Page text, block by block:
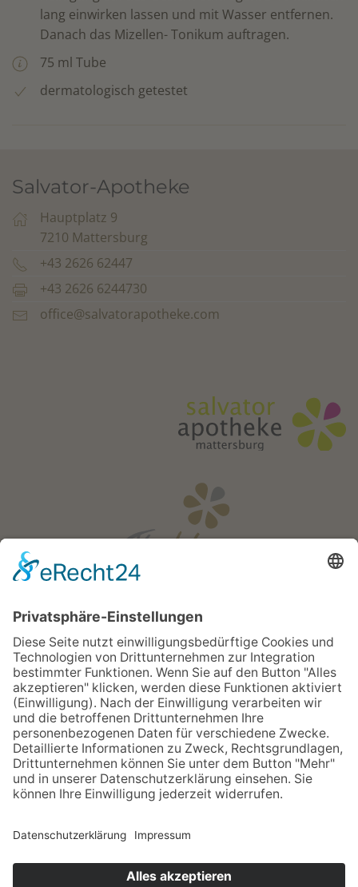
lang einwirken lassen und mit Wasser entfernen.
Danach das Mizellen- Tonikum auftragen.
75 ml Tube
dermatologisch getestet
Salvator-Apotheke
Hauptplatz 9
7210 Mattersburg
+43 2626 62447
+43 2626 6244730
office@salvatorapotheke.com
Öffnungszeiten
Mo - Fr:
08:00 - 18:00 Uhr
Sa:
08:00 - 12:00 Uhr
Apotheken Notdienst:
Bereitschaftsdienste